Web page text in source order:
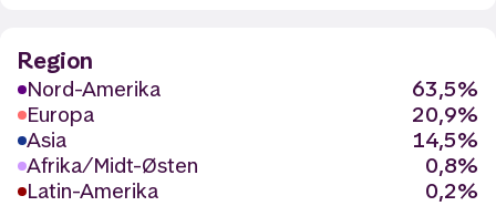
Region
Nord-Amerika
63,5%
Europa
20,9%
Asia
14,5%
Afrika/Midt-Østen
0,8%
Latin-Amerika
0,2%